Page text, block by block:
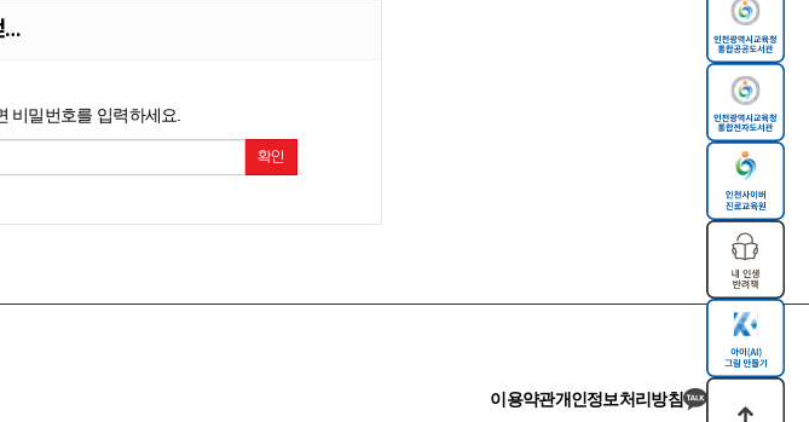
…
비밀번호를 입력하세요.
확인
이용약관개인정보처리방침